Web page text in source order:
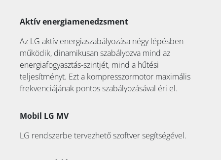
Aktív energiamenedzsment
Az LG aktív energiaszabályozása négy lépésben
működik, dinamikusan szabályozva mind az
energiafogyasztás-szintjét, mind a hűtési
teljesítményt. Ezt a kompresszormotor maximális
frekvenciájának pontos szabályozásával éri el.
Mobil LG MV
LG rendszerbe tervezhető szoftver segítségével.